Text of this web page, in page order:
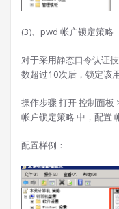
(3)、pwd 帐户锁定策略
对于采用静态口令认证
数超过10次后，锁定该
操作步骤 打开 控制面板
帐户锁定策略 中，配置
配置样例：